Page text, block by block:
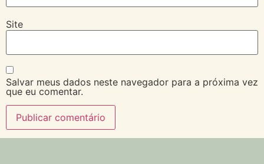
Site
Salvar meus dados neste navegador para a próxima vez
que eu comentar.